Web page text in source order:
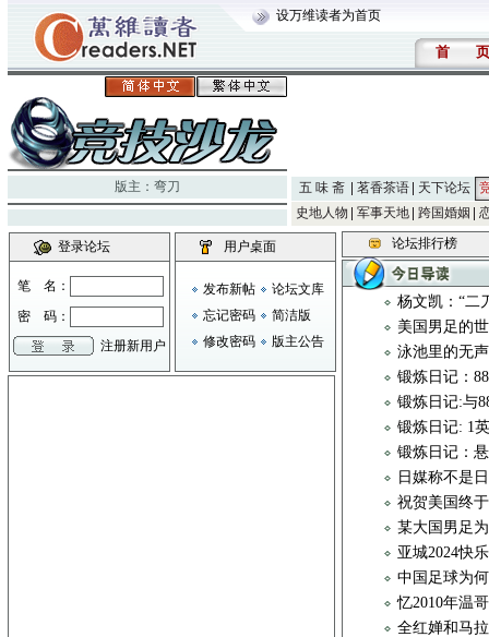
设万维读者为首页
首 页
版主： 弯刀 五 味 斋 茗香茶语 天下论坛
史地人物
军事天地 跨国婚姻
登录论坛
笔 名：
密 码：
注册新用户
用户桌面
发布新帖
论坛文库
忘记密码
简洁版
修改密码
版主公告
论坛排行榜
杨文凯：“二
美国男足的
泳池里的无
锻炼日记：
锻炼日记:与
锻炼日记: 1
锻炼日记：
日媒称不是
祝贺美国终
某大国男足
亚城2024快
中国足球为
忆2010年温
全红婵和马